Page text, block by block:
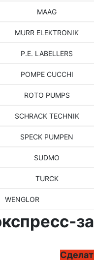
MAAG
MURR ELEKTRONIK
P.E. LABELLERS
POMPE CUCCHI
ROTO PUMPS
SCHRACK TECHNIK
SPECK PUMPEN
SUDMO
TURCK
WENGLOR